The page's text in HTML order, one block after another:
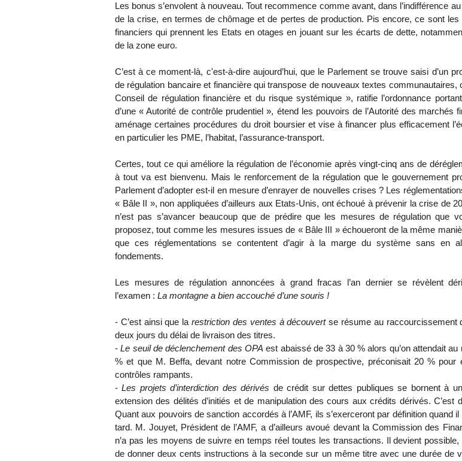
Les bonus s’envolent à nouveau. Tout recommence comme avant, dans l’indifférence
de la crise, en termes de chômage et de pertes de production. Pis encore, ce sont les
financiers qui prennent les Etats en otages en jouant sur les écarts de dette,
de la zone euro.
C’est à ce moment-là, c'est-à-dire aujourd’hui, que le Parlement se trouve saisi d’un
de régulation bancaire et financière qui transpose de nouveaux textes communautaires,
Conseil de régulation financière et du risque systémique », ratifie l’ordonnance
d’une « Autorité de contrôle prudentiel », étend les pouvoirs de l’Autorité des marchés
aménage certaines procédures du droit boursier et vise à financer plus efficacement
en particulier les PME, l’habitat, l’assurance-transport.
Certes, tout ce qui améliore la régulation de l’économie après vingt-cinq ans de
à tout va est bienvenu. Mais le renforcement de la régulation que le gouvernement
Parlement d’adopter est-il en mesure d’enrayer de nouvelles crises ? Les
« Bâle II », non appliquées d’ailleurs aux Etats-Unis, ont échoué à prévenir la crise de
n’est pas s’avancer beaucoup que de prédire que les mesures de régulation que
proposez, tout comme les mesures issues de « Bâle III » échoueront de la même
que ces réglementations se contentent d’agir à la marge du système sans en
fondements.
Les mesures de régulation annoncées à grand fracas l’an dernier se révèlent
l’examen : La montagne a bien accouché d’une souris !
- C’est ainsi que larestriction des ventes à découvertse résume au raccourcissement
deux jours du délai de livraison des titres.
-Le seuil de déclenchement des OPAest abaissé de 33 à 30 % alors qu’on attendait au
% et que M. Beffa, devant notre Commission de prospective, préconisait 20 % pour
contrôles rampants.
-Les projets d’interdiction des dérivés de crédit sur dettes publiques se bornent à
extension des délités d’initiés et de manipulation des cours aux crédits dérivés. C’est
Quant aux pouvoirs de sanction accordés à l’AMF, ils s’exerceront par définition quand
tard. M. Jouyet, Président de l’AMF, a d’ailleurs avoué devant la Commission des
n’a pas les moyens de suivre en temps réel toutes les transactions. Il devient possible,
de donner deux cents instructions à la seconde sur un même titre avec une durée de